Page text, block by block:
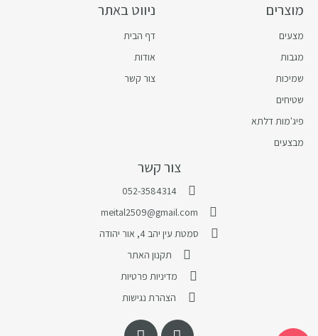
צור קשר
052-3584314
meital2509@gmail.com
סמטת עין יהב 4, אור יהודה
תקנון האתר
מדיניות פרטיות
הצהרת נגישות
ניווט באתר
דף הבית
אודות
צור קשר
מוצרים
מצעים
מגבות
שמיכות
שטיחים
פיג'מות דלתא
מבצעים